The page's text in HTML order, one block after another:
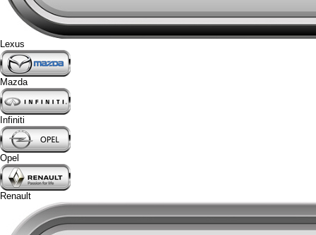
Lexus
Mazda
Infiniti
Opel
Renault